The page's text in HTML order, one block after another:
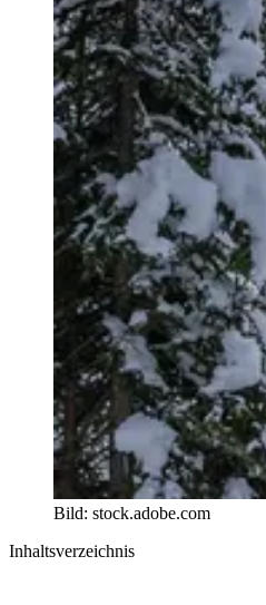
Bild: stock.adobe.com
Inhaltsverzeichnis